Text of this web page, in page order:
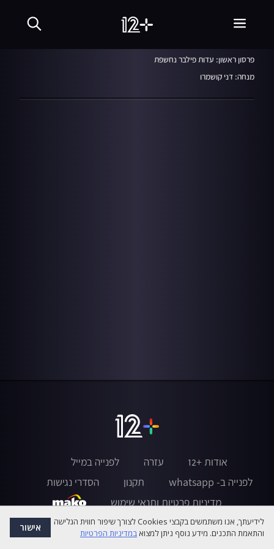
המהדורה המרכזית
פרסון ראשון: עדות פילבר נחשפת
מנחה: דני קושמרו
אודות +12 עזרה
לפנייה במייל
לפנייה ב- whatsapp
תקנון
הסדרי נגישות
מדיניות פרטיות ותנאי שימוש
לידיעתך, אנו משתמשים בקבצי Cookies לצורך שיפור חווית הגלישה
והתאמת התכנים. מידע נוסף ניתן למצואבמדיניות הפרטיות אישור